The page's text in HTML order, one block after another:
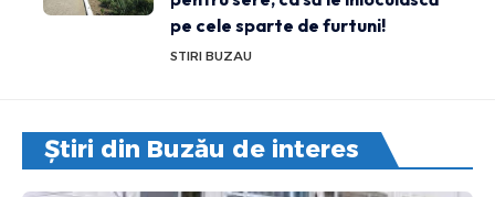
pe cele sparte de furtuni!
STIRI BUZAU
Știri din Buzău de interes